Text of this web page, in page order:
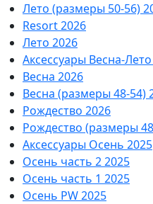
Лето (размеры 50-56)
Resort 2026
Лето 2026
Аксессуары Весна-
Весна 2026
Весна (размеры 48-54)
Рождество 2026
Рождество (размеры
Аксессуары Осень 2025
Осень часть 2 2025
Осень часть 1 2025
Осень PW 2025